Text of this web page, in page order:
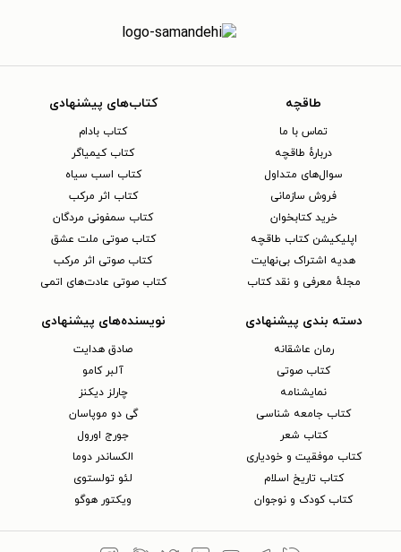
طاقچه
تماس با ما
دربارهٔ طاقچه
سوال‌های متداول
فروش سازمانی
خرید کتابخوان
اپلیکیشن کتاب طاقچه
هدیه اشتراک بی‌نهایت
مجلهٔ معرفی و نقد کتاب
کتاب‌های پیشنهادی
کتاب بادام
کتاب کیمیاگر
کتاب اسب سیاه
کتاب اثر مرکب
کتاب سمفونی مردگان
کتاب صوتی ملت عشق
کتاب صوتی اثر مرکب
کتاب صوتی عادت‌های اتمی
دسته بندی پیشنهادی
رمان عاشقانه
کتاب‌ صوتی
نمایشنامه
کتاب جامعه شناسی
کتاب شعر
کتاب موفقیت و خودیاری
کتاب تاریخ اسلام
کتاب کودک و نوجوان
نویسنده‌های پیشنهادی
صادق هدایت
آلبر کامو
چارلز دیکنز
گی دو موپاسان
جورج اورول
الکساندر دوما
لئو تولستوی
ویکتور هوگو